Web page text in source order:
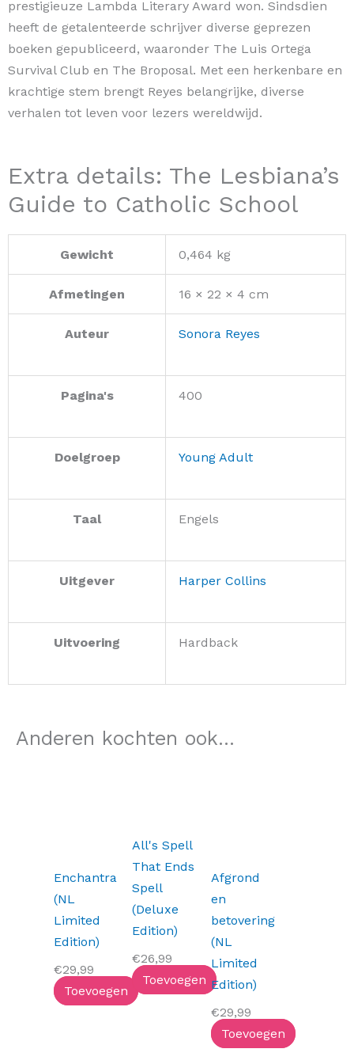
prestigieuze Lambda Literary Award won. Sindsdien
heeft de getalenteerde schrijver diverse geprezen
boeken gepubliceerd, waaronder The Luis Ortega
Survival Club en The Broposal. Met een herkenbare en
krachtige stem brengt Reyes belangrijke, diverse
verhalen tot leven voor lezers wereldwijd.
Extra details: The Lesbiana’s
Guide to Catholic School
Gewicht 0,464 kg
Afmetingen 16 × 22 × 4 cm
Auteur Sonora Reyes
Pagina's 400
Doelgroep Young Adult
Taal Engels
Uitgever Harper Collins
Uitvoering Hardback
Anderen kochten ook...
Enchantra
(NL
Limited
Edition)
€29,99
Toevoegen
All's Spell
That Ends
Spell
(Deluxe
Edition)
€26,99
Toevoegen
Afgrond
en
betovering
(NL
Limited
Edition)
€29,99
Toevoegen